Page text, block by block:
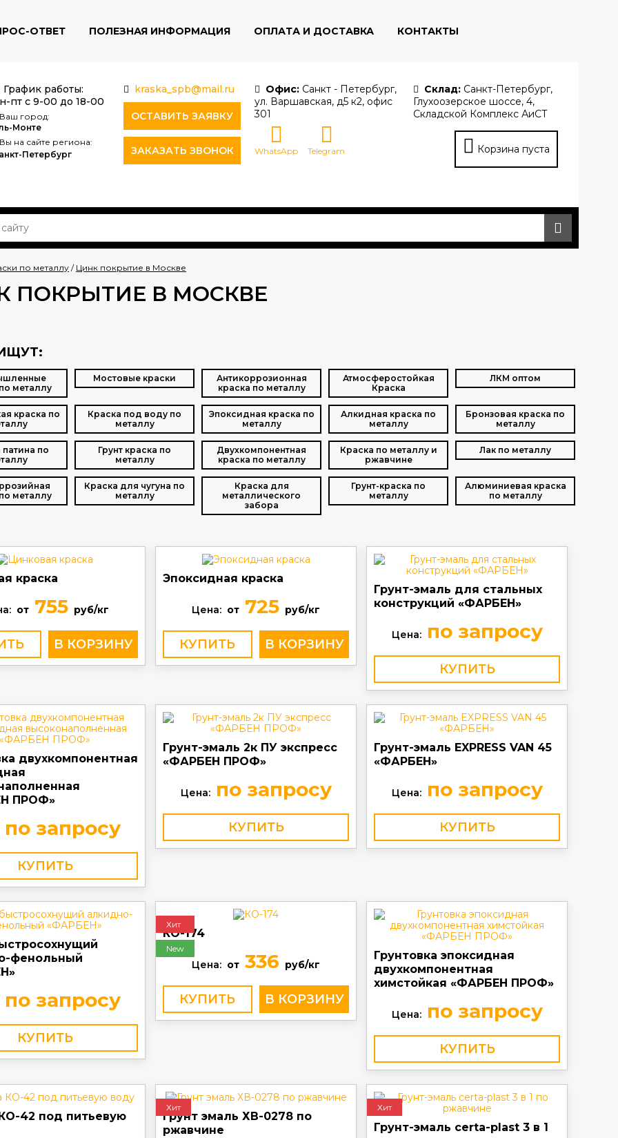
ОТВЕТ ПОЛЕЗНАЯ ИНФОРМАЦИЯ ОПЛАТА И ДОСТАВКА КОНТАКТЫ
Склад: Санкт-Петербург,
Глухоозерское шоссе, 4,
Складской Комплекс АиСТ
Корзина пуста
Офис: Санкт - Петербург,
ул. Варшавская, д5 к2, офис
301
WhatsApp Telegram
kraska_spb@mail.ru
ОСТАВИТЬ ЗАЯВКУ
ЗАКАЗАТЬ ЗВОНОК
График работы:
пт с 9-00 до 18-00
Ваш город:
Монте
Вы на сайте региона:
Петербург
по металлу / Цинк покрытие в Москве
ПОКРЫТИЕ В МОСКВЕ
металлу
Мостовые краски
Антикоррозионная
краска по металлу
Атмосферостойкая
Краска
ЛКМ оптом
краска по
Краска под воду по
металлу
Эпоксидная краска по
металлу
Алкидная краска по
металлу
Бронзовая краска по
металлу
патина по
Грунт краска по
металлу
Двухкомпонентная
краска по металлу
Краска по металлу и
ржавчине
Лак по металлу
металлу
Краска для чугуна по
металлу
Краска для
металлического
забора
Грунт-краска по
металлу
Алюминиевая краска
по металлу
краска
от755 руб/кг
Эпоксидная краска
Цена: от 725 руб/кг
КУПИТЬ
Грунт-эмаль для стальных
конструкций «ФАРБЕН»
Цена:по запросу
КУПИТЬ
двухкомпонентная
ПРОФ»
запросу
КУПИТЬ
Грунт-эмаль 2к ПУ экспресс
«ФАРБЕН ПРОФ»
Цена:по запросу
КУПИТЬ
Грунт-эмаль EXPRESS VAN 45
«ФАРБЕН»
Цена:по запросу
КУПИТЬ
фенольный
запросу
КУПИТЬ
Хит
New
КО-174
Цена: от 336 руб/кг
КУПИТЬ
Грунтовка эпоксидная
двухкомпонентная
химстойкая «ФАРБЕН ПРОФ»
Цена:по запросу
КУПИТЬ
42 под питьевую
Хит
Грунт эмаль ХВ-0278 по
ржавчине
Хит
Грунт-эмаль certa-plast 3 в 1